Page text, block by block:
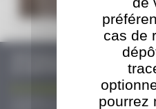
cas de
pourrez
afin d'assurer la pérennité de l'entreprise
Tout voir
La croissance exponentielle de...
L’emballage bois industriel est en plein